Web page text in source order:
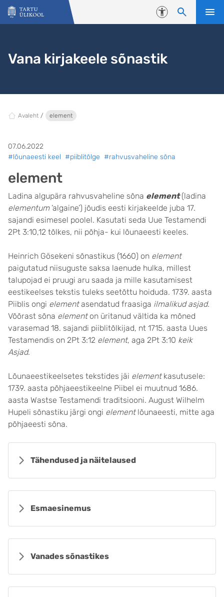
Liigu edasi põhisisu juurde
Juurdepääsetavus
Vana kirjakeele sõnastik
Avaleht element
07.06.2022
#lõunaeesti keel #piiblitõlge #rahvusvaheline sõna
element
Ladina algupära rahvusvaheline sõna element(ladina
elementum’algaine’) jõudis eesti kirjakeelde juba 17.
sajandi esimesel poolel. Kasutati seda Uue Testamendi
2Pt 3:10,12 tõlkes, nii põhja- kui lõunaeesti keeles.
Heinrich Gösekeni sõnastikus (1660) on element
paigutatud niisuguste saksa laenude hulka, millest
talupojad ei pruugi aru saada ja mille kasutamisest
eestikeelses tekstis tuleks seetõttu hoiduda. 1739. aasta
Piiblis ongi elementasendatud fraasiga ilmalikud asjad.
Võõrast sõna elementon üritanud vältida ka mõned
varasemad 18. sajandi piiblitõlkijad, nt 1715. aasta Uues
Testamendis on 2Pt 3:12 element, aga 2Pt 3:10 keik
Asjad.
Lõunaeestikeelsetes tekstides jäi elementkasutusele:
1739. aasta põhjaeestikeelne Piibel ei muutnud 1686.
aasta Wastse Testamendi traditsiooni. August Wilhelm
Hupeli sõnastiku järgi ongi elementlõunaeesti, mitte aga
põhjaeesti sõna.
Tähendused ja näitelaused
Esmaesinemus
Vanades sõnastikes